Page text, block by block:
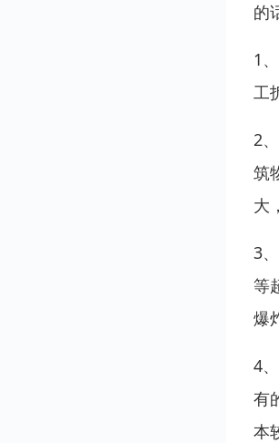
的
1
工
2
筑
大
3
等
爆
4
有
本